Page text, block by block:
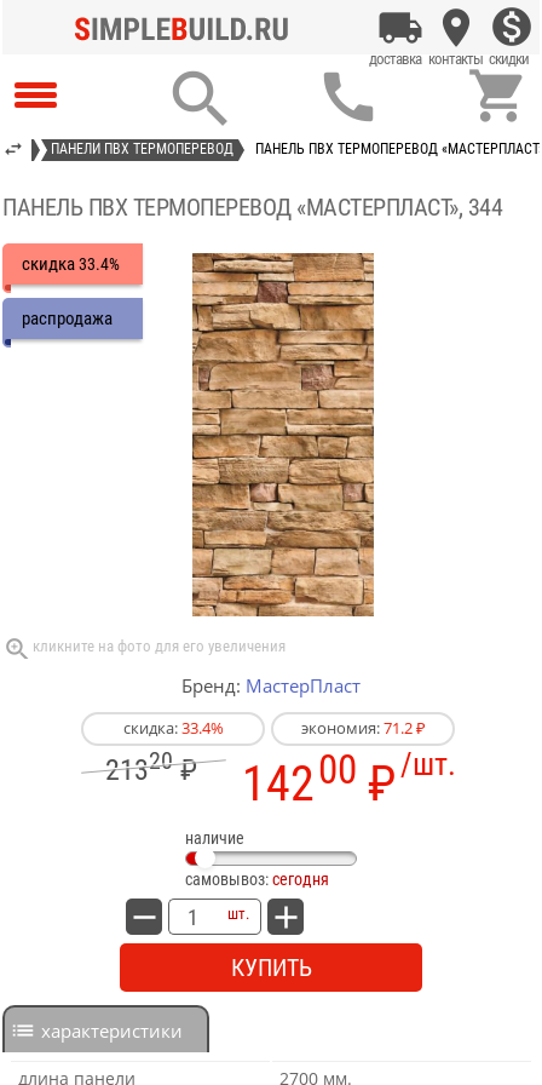
  
ПАНЕЛИ ПВХ ТЕРМОПЕРЕВОД ПАНЕЛЬ ПВХ ТЕРМОПЕРЕВОД
ПАНЕЛЬ ПВХ ТЕРМОПЕРЕВОД «МАСТЕРПЛАСТ», 344
скидка33.4%
распродажа
Бренд: МастерПласт
скидка:33.4% экономия:71.2 ₽
21320₽ /шт.
14200 ₽
наличие
самовывоз:сегодня
шт.
КУПИТЬ
характеристики
длина панели 2700 мм.